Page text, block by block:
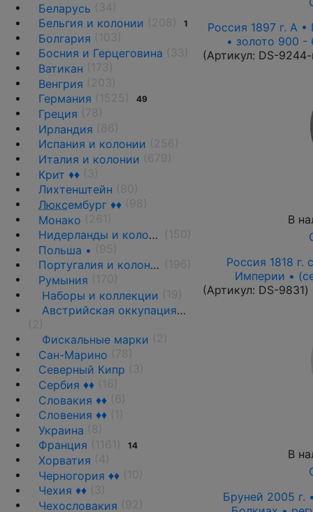
Беларусь
Бельгия и колонии
1
Болгария
Босния и Герцеговина
Ватикан
Венгрия
Германия
49
Греция
Ирландия
Испания и колонии
Италия и колонии
Крит ♦♦
Лихтенштейн
Люксембург ♦♦
Монако
Нидерланды и колонии
Польша •
Португалия и колонии
Румыния
Наборы и коллекции
Австрийская оккупация 1917-1918 гг.
Фискальные марки
Сан-Марино
Северный Кипр
Сербия ♦♦
Словакия ♦♦
Словения ♦♦
Украина
Франция
14
Хорватия
Черногория ♦♦
Чехия ♦♦
Чехословакия
Россия 1897 г. А
• золото 900 -
(Артикул: DS-
В
Россия 1818 г.
Империи •
(Артикул: DS-9831)
В
Бруней 2005 г.